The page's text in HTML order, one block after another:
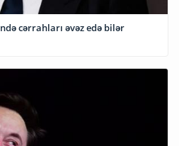
cərrahları əvəz edə bilər